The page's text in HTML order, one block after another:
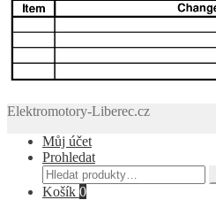
Elektromotory-Liberec.cz
Můj účet
Prohledat
Hledat:
Košík 0